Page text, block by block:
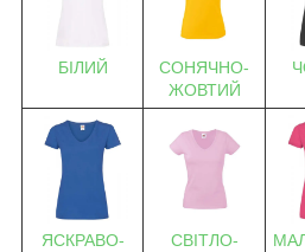
БІЛИЙ
СОНЯЧНО-
ЖОВТИЙ
ЯСКРАВО-
СВІТЛО-